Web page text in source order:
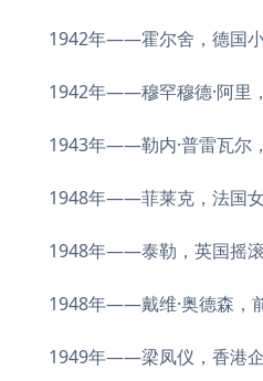
1942年——霍尔舍，德国小
1942年——穆罕穆德·阿里
1943年——勒内·普雷瓦尔
1948年——菲莱克，法国女
1948年——泰勒，英国摇滚
1948年——戴维·奥德森，
1949年——梁凤仪，香港企